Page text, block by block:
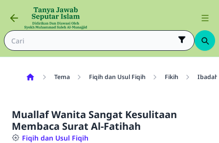
Tema Fiqih dan Usul Fiqih Fikih
Muallaf Wanita Sangat Kesulitaan
Membaca Surat Al-Fatihah
Fiqih dan Usul Fiqih